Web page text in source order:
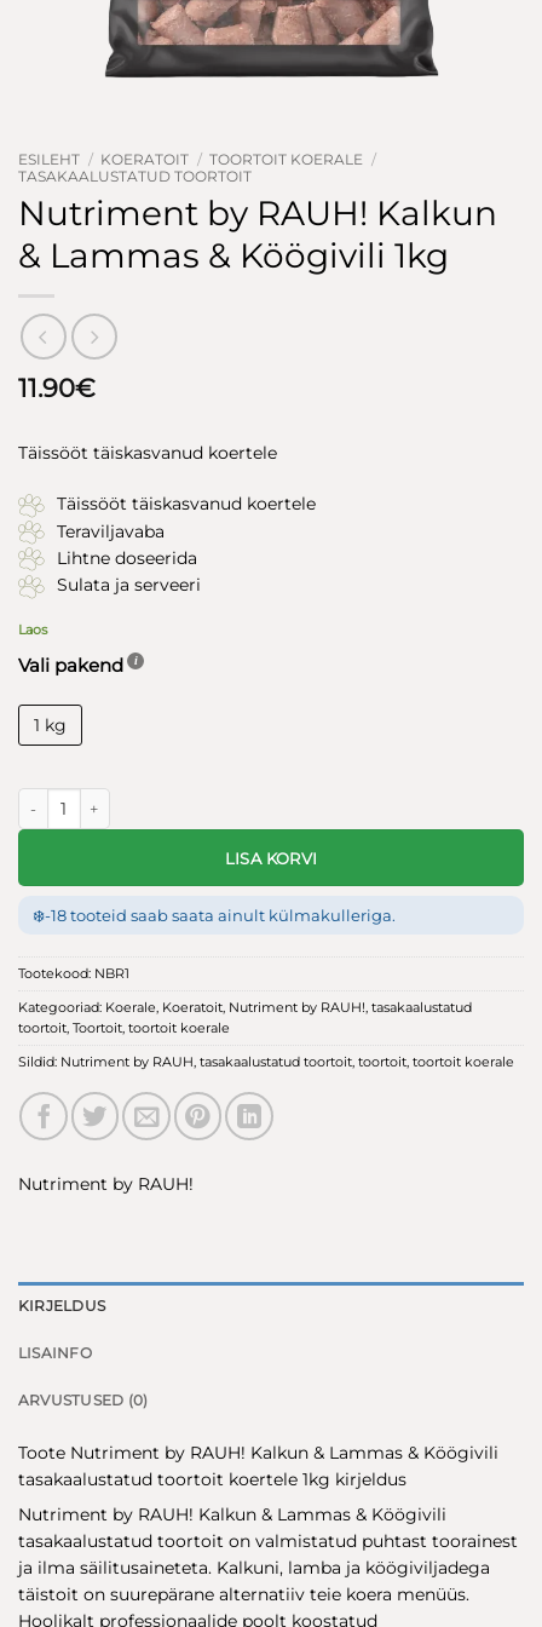
ESILEHT / KOERATOIT / TOORTOIT KOERALE /
TASAKAALUSTATUD TOORTOIT
Nutriment by RAUH! Kalkun
& Lammas & Köögivili 1kg
11.90€
Täissööt täiskasvanud koertele
Täissööt täiskasvanud koertele
Teraviljavaba
Lihtne doseerida
Sulata ja serveeri
Laos
Vali pakend
1 kg
LISA KORVI
❄️-18 tooteid saab saata ainult külmakulleriga.
Tootekood: NBR1
Kategooriad: Koerale, Koeratoit, Nutriment by RAUH!, tasakaalustatud
toortoit, Toortoit, toortoit koerale
Sildid: Nutriment by RAUH, tasakaalustatud toortoit, toortoit, toortoit koerale
Nutriment by RAUH!
KIRJELDUS
LISAINFO
ARVUSTUSED (0)
Toote Nutriment by RAUH! Kalkun & Lammas & Köögivili
tasakaalustatud toortoit koertele 1kg kirjeldus
Nutriment by RAUH! Kalkun & Lammas & Köögivili
tasakaalustatud toortoit on valmistatud puhtast toorainest
ja ilma säilitusaineteta. Kalkuni, lamba ja köögiviljadega
täistoit on suurepärane alternatiiv teie koera menüüs.
Hoolikalt professionaalide poolt koostatud